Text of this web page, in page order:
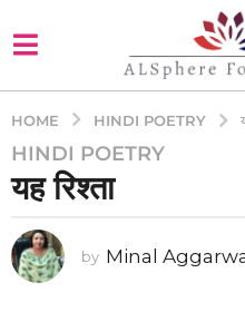
HOME HINDI POETRY
1
y
a
r
HINDI POETRY
यह रिश्ता
by Minal